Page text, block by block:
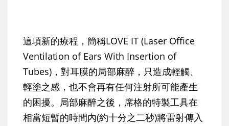
這項新的療程，簡稱LOVE IT (Laser Office
Ventilation of Ears With Insertion of
Tubes)，對耳膜的局部麻醉，只造成輕觸、
輕塗之感，也不會再有任何注射所可能產生
的困擾。局部麻醉之後，席格的特製工具在
相當短暫的時間內(約十分之二秒)將雷射傳入